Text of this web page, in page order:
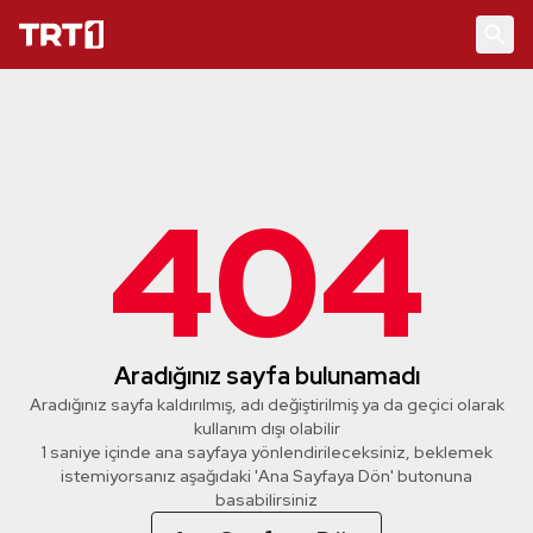
404
Aradığınız sayfa bulunamadı
Aradığınız sayfa kaldırılmış, adı değiştirilmiş ya da geçici olarak
kullanım dışı olabilir
1 saniye içinde ana sayfaya yönlendirileceksiniz, beklemek
istemiyorsanız aşağıdaki 'Ana Sayfaya Dön' butonuna
basabilirsiniz